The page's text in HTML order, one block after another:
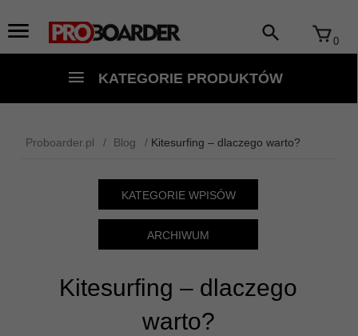
0
KATEGORIE PRODUKTÓW
Proboarder.pl Blog Kitesurfing – dlaczego warto?
KATEGORIE WPISÓW
ARCHIWUM
Kitesurfing – dlaczego
warto?